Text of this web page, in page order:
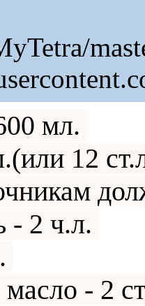
мл.
12
- 2 ч.л.
масло - 2